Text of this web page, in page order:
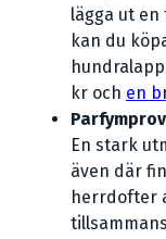
lägga ut
kan du
kr och en
En stark
även där
herrdofter